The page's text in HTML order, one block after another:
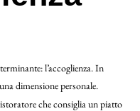
l’accoglienza. In
dimensione personale.
che consiglia un piatto